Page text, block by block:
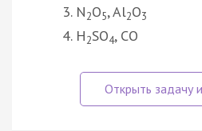
N2O5, Al2O3
H2SO4, CO